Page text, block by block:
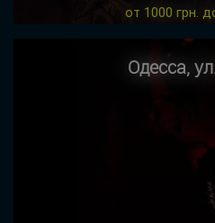
от 1000 грн.
Одесса,